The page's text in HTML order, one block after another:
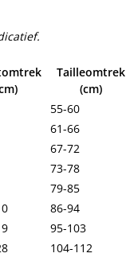
Tailleomtrek
(cm)
55-60
61-66
67-72
73-78
79-85
86-94
95-103
104-112